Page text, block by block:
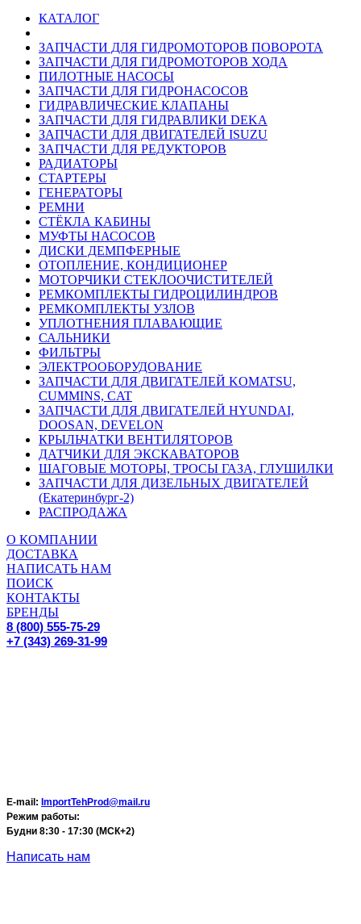
КАТАЛОГ
ЗАПЧАСТИ ДЛЯ ГИДРОМОТОРОВ ПОВОРОТА
ЗАПЧАСТИ ДЛЯ ГИДРОМОТОРОВ ХОДА
ПИЛОТНЫЕ НАСОСЫ
ЗАПЧАСТИ ДЛЯ ГИДРОНАСОСОВ
ГИДРАВЛИЧЕСКИЕ КЛАПАНЫ
ЗАПЧАСТИ ДЛЯ ГИДРАВЛИКИ DEKA
ЗАПЧАСТИ ДЛЯ ДВИГАТЕЛЕЙ ISUZU
ЗАПЧАСТИ ДЛЯ РЕДУКТОРОВ
РАДИАТОРЫ
СТАРТЕРЫ
ГЕНЕРАТОРЫ
РЕМНИ
СТЁКЛА КАБИНЫ
МУФТЫ НАСОСОВ
ДИСКИ ДЕМПФЕРНЫЕ
ОТОПЛЕНИЕ, КОНДИЦИОНЕР
МОТОРЧИКИ СТЕКЛООЧИСТИТЕЛЕЙ
РЕМКОМПЛЕКТЫ ГИДРОЦИЛИНДРОВ
РЕМКОМПЛЕКТЫ УЗЛОВ
УПЛОТНЕНИЯ ПЛАВАЮЩИЕ
САЛЬНИКИ
ФИЛЬТРЫ
ЭЛЕКТРООБОРУДОВАНИЕ
ЗАПЧАСТИ ДЛЯ ДВИГАТЕЛЕЙ KOMATSU,
CUMMINS, CAT
ЗАПЧАСТИ ДЛЯ ДВИГАТЕЛЕЙ HYUNDAI,
DOOSAN, DEVELON
КРЫЛЬЧАТКИ ВЕНТИЛЯТОРОВ
ДАТЧИКИ ДЛЯ ЭКСКАВАТОРОВ
ШАГОВЫЕ МОТОРЫ, ТРОСЫ ГАЗА, ГЛУШИЛКИ
ЗАПЧАСТИ ДЛЯ ДИЗЕЛЬНЫХ ДВИГАТЕЛЕЙ
(Екатеринбург-2)
РАСПРОДАЖА
О КОМПАНИИ
ДОСТАВКА
НАПИСАТЬ НАМ
ПОИСК
КОНТАКТЫ
БРЕНДЫ
8 (800) 555-75-29
+7 (343) 269-31-99
E-mail: ImportTehProd@mail.ru
Режим работы:
Будни 8:30 - 17:30 (МСК+2)
Написать нам